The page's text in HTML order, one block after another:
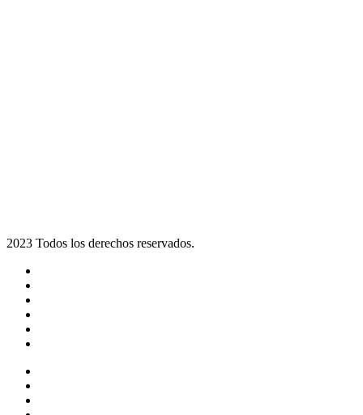
2023 Todos los derechos reservados.